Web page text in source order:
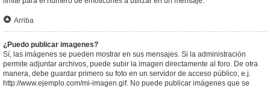
Arriba
¿Puedo publicar imagenes?
Sí, las imágenes se pueden mostrar en sus mensajes. Si la administración
permite adjuntar archivos, puede subir la imagen directamente al foro. De otra
manera, debe guardar primero su foto en un servidor de acceso público, e.j.
http://www.ejemplo.com/mi-imagen.gif. No puede publicar imágenes que se